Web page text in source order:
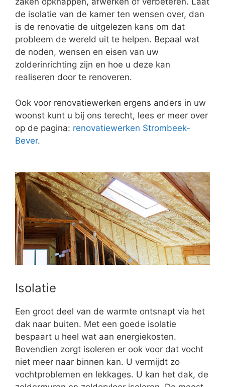
de isolatie van de kamer ten wensen over, dan
is de renovatie de uitgelezen kans om dat
probleem de wereld uit te helpen. Bepaal wat
de noden, wensen en eisen van uw
zolderinrichting zijn en hoe u deze kan
realiseren door te renoveren.
Ook voor renovatiewerken ergens anders in uw
woonst kunt u bij ons terecht, lees er meer over
op de pagina: renovatiewerken Strombeek-
Bever.
Isolatie
Een groot deel van de warmte ontsnapt via het
dak naar buiten. Met een goede isolatie
bespaart u heel wat aan energiekosten.
Bovendien zorgt isoleren er ook voor dat vocht
niet meer naar binnen kan. U vermijdt zo
vochtproblemen en lekkages. U kan het dak, de